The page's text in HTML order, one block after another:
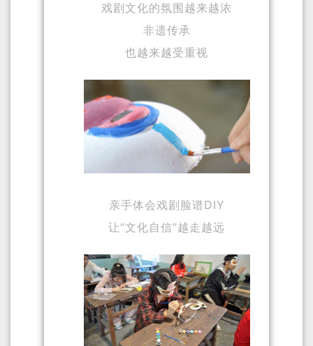
戏剧文化的氛围越来越浓
非遗传承
也越来越受重视
亲手体会戏剧脸谱DIY
让“文化自信”越走越远